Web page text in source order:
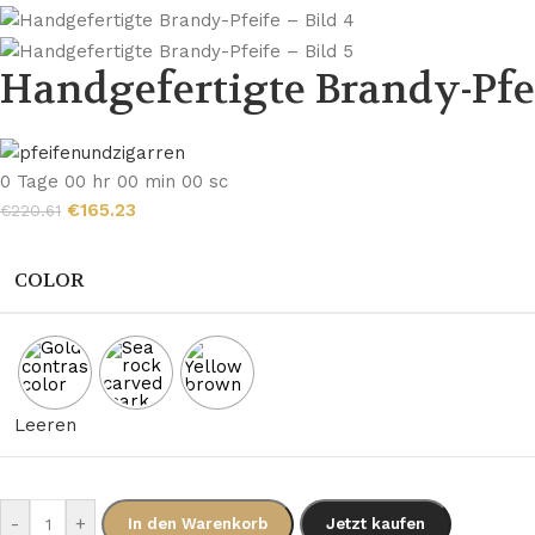
Handgefertigte Brandy-
0 Tage 00 hr 00 min 00 sc
€220.61 €165.23
COLOR
Leeren
- + In den Warenkorb Jetzt kaufen